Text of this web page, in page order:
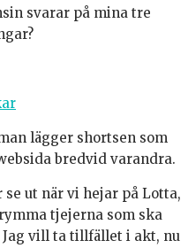
svarar på mina tre
lägger shortsen som
bredvid varandra.
ut när vi hejar på Lotta,
tjejerna som ska
Jag vill ta tillfället i akt, nu